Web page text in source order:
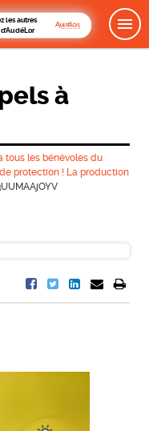
les autres
d'AudéLor
à
tous les bénévoles du
protection ! La production